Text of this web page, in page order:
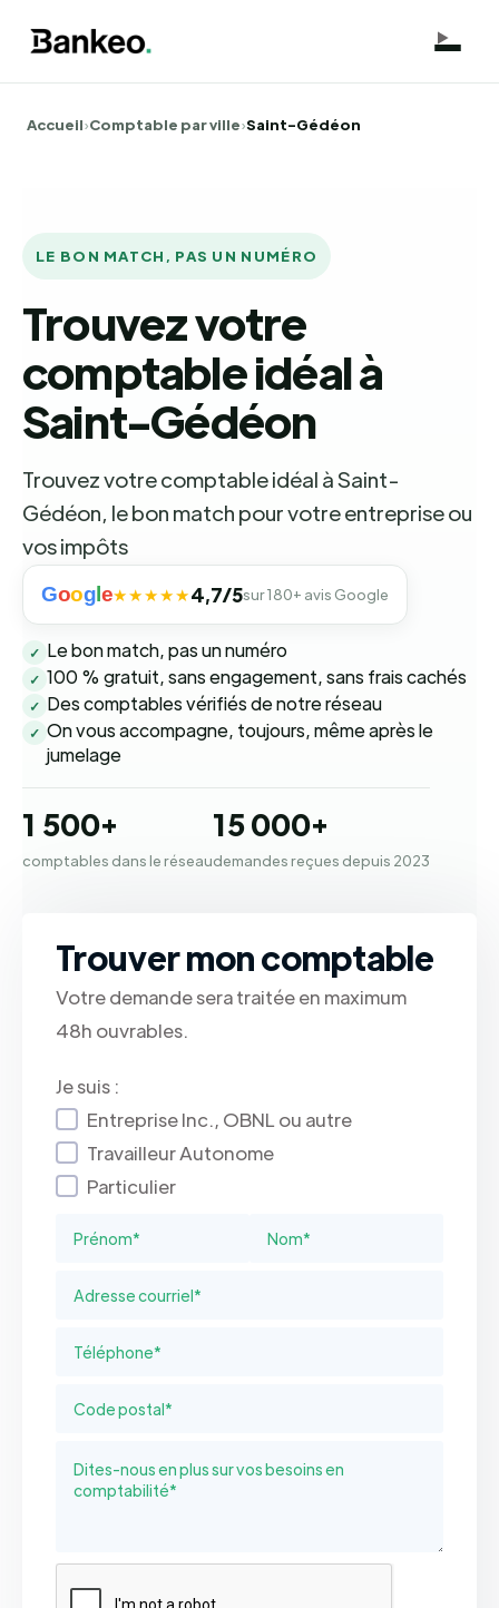
Accueil›Comptable par ville›Saint-Gédéon
LE BON MATCH, PAS UN NUMÉRO
Trouvez votre
comptable idéal à
Saint-Gédéon
Trouvez votre comptable idéal à Saint-
Gédéon, le bon match pour votre entreprise ou
vos impôts
Goog e★★★★★4,7/5sur 180+ avis Google
✓ Le bon match, pas un numéro
✓ 100 % gratuit, sans engagement, sans frais cachés
✓ Des comptables vérifiés de notre réseau
✓ On vous accompagne, toujours, même après le
jumelage
1 500+
comptables dans le réseau
15 000+
demandes reçues depuis 2023
Trouver mon comptable
Votre demande sera traitée en maximum
48h ouvrables.
Je suis :
Entreprise Inc., OBNL ou autre
Travailleur Autonome
Particulier